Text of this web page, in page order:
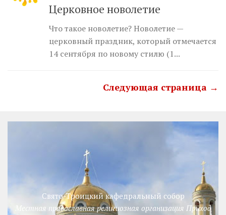
Церковное новолетие
Что такое новолетие? Новолетие —
церковный праздник, который отмечается
14 сентября по новому стилю (1...
Следующая страница →
Свято-Троицкий кафедральный собор
Местная православная религиозная организация Приход